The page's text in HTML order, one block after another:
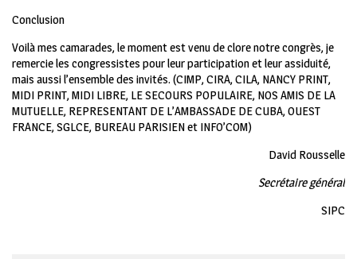
Conclusion
Voilà mes camarades, le moment est venu de clore notre congrès, je
remercie les congressistes pour leur participation et leur assiduité,
mais aussi l’ensemble des invités. (CIMP, CIRA, CILA, NANCY PRINT,
MIDI PRINT, MIDI LIBRE, LE SECOURS POPULAIRE, NOS AMIS DE LA
MUTUELLE, REPRESENTANT DE L’AMBASSADE DE CUBA, OUEST
FRANCE, SGLCE, BUREAU PARISIEN et INFO’COM)
David Rousselle
Secrétaire général
SIPC